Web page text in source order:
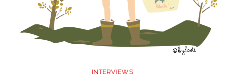
INTERVIEWS